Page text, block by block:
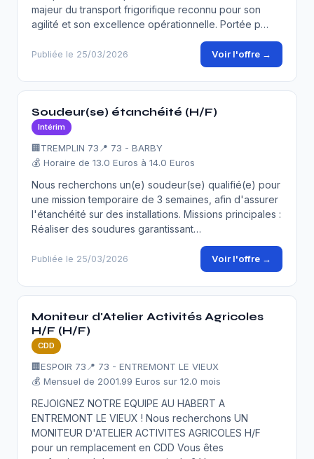
majeur du transport frigorifique reconnu pour son
agilité et son excellence opérationnelle. Portée p…
Publiée le 25/03/2026 Voir l'offre →
Soudeur(se) étanchéité (H/F)
Intérim
🏢TREMPLIN 73 📍 73 - BARBY
💰 Horaire de 13.0 Euros à 14.0 Euros
Nous recherchons un(e) soudeur(se) qualifié(e) pour
une mission temporaire de 3 semaines, afin d'assurer
l'étanchéité sur des installations. Missions principales :
Réaliser des soudures garantissant…
Publiée le 25/03/2026 Voir l'offre →
Moniteur d'Atelier Activités Agricoles
H/F (H/F)
CDD
🏢ESPOIR 73 📍 73 - ENTREMONT LE VIEUX
💰 Mensuel de 2001.99 Euros sur 12.0 mois
REJOIGNEZ NOTRE EQUIPE AU HABERT A
ENTREMONT LE VIEUX ! Nous recherchons UN
MONITEUR D'ATELIER ACTIVITES AGRICOLES H/F
pour un remplacement en CDD Vous êtes